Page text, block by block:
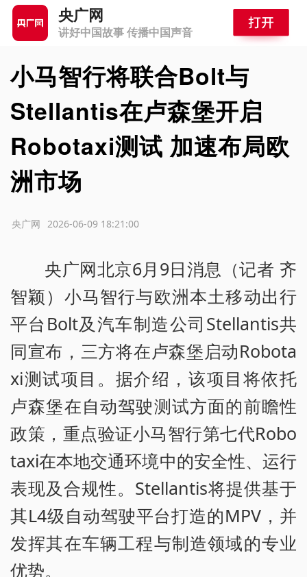
央广网
讲好中国故事 传播中国声音
小马智行将联合Bolt与
Stellantis在卢森堡开启
Robotaxi测试 加速布局欧
洲市场
2026-06-09 18:21:00
央广网
央广网北京6月9日消息（记者 齐
智颖）小马智行与欧洲本土移动出行
平台Bolt及汽车制造公司Stellantis共
同宣布，三方将在卢森堡启动Robota
xi测试项目。据介绍，该项目将依托
卢森堡在自动驾驶测试方面的前瞻性
政策，重点验证小马智行第七代Robo
taxi在本地交通环境中的安全性、运行
表现及合规性。Stellantis将提供基于
其L4级自动驾驶平台打造的MPV，并
发挥其在车辆工程与制造领域的专业
优势。